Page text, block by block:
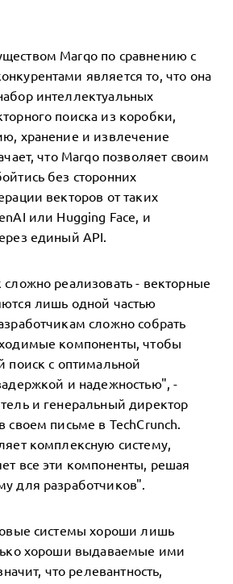
Marqo по сравнению с
является то, что она
интеллектуальных
поиска из коробки,
хранение и извлечение
что Marqo позволяет своим
без сторонних
векторов от таких
или Hugging Face, и
единый API.
реализовать - векторные
лишь одной частью
сложно собрать
компоненты, чтобы
поиск с оптимальной
и надежностью", -
и генеральный директор
своем письме в TechCrunch.
комплексную систему,
все эти компоненты, решая
для разработчиков".
системы хороши лишь
хороши выдаваемые ими
что релевантность,